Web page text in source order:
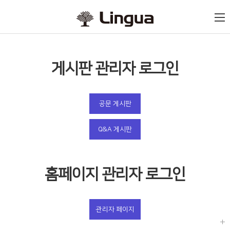
게시판 관리자 로그인
공문 게시판
Q&A 게시판
홈페이지 관리자 로그인
관리자 페이지